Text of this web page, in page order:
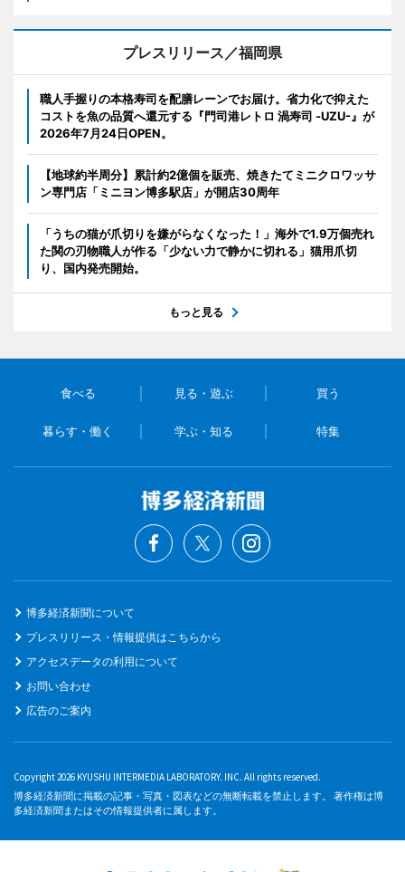
プレスリリース／福岡県
職人手握りの本格寿司を配膳レーンでお届け。省力化で抑えた
コストを魚の品質へ還元する『門司港レトロ 渦寿司 -UZU-』が
2026年7月24日OPEN。
【地球約半周分】累計約2億個を販売、焼きたてミニクロワッサ
ン専門店「ミニヨン博多駅店」が開店30周年
「うちの猫が爪切りを嫌がらなくなった！」海外で1.9万個売れ
た関の刃物職人が作る「少ない力で静かに切れる」猫用爪切
り、国内発売開始。
もっと見る
食べる 見る・遊ぶ 買う
暮らす・働く 学ぶ・知る 特集
博多経済新聞について
プレスリリース・情報提供はこちらから
アクセスデータの利用について
お問い合わせ
広告のご案内
Copyright 2026 KYUSHU INTERMEDIA LABORATORY. INC. All rights reserved.
博多経済新聞に掲載の記事・写真・図表などの無断転載を禁止します。 著作権は博
多経済新聞またはその情報提供者に属します。